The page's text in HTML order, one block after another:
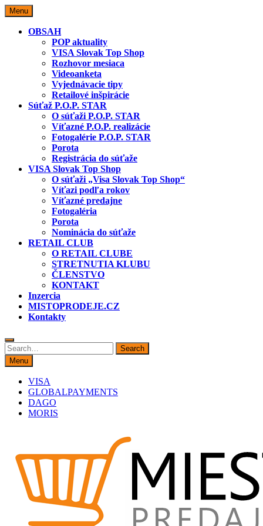
Skip
to
content
Menu
OBSAH
POP aktuality
VISA Slovak Top Shop
Rozhovor mesiaca
Videoanketa
Vyjednávacie tipy
Retailové inšpirácie
Súťaž P.O.P. STAR
O súťaži P.O.P. STAR
Víťazné P.O.P. realizácie
Fotogalérie P.O.P. STAR
Porota
Registrácia do súťaže
VISA Slovak Top Shop
O súťaži „Visa Slovak Top Shop“
Víťazi podľa rokov
Víťazné predajne
Fotogaléria
Porota
Nominácia do súťaže
RETAIL CLUB
O RETAIL CLUBE
STRETNUTIA KLUBU
ČLENSTVO
KONTAKT
Inzercia
MISTOPRODEJE.CZ
Kontakty
Search
for:
Search
Menu
VISA
GLOBALPAYMENTS
DAGO
MORIS